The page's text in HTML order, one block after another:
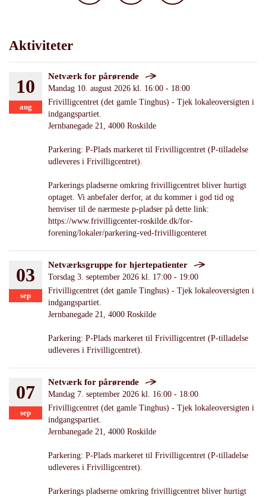
Aktiviteter
10
aug
Netværk for pårørende
Mandag 10. august 2026 kl. 16:00 - 18:00
Frivilligcentret (det gamle Tinghus) - Tjek lokaleoversigten i
indgangspartiet.
Jernbanegade 21, 4000 Roskilde
Parkering: P-Plads markeret til Frivilligcentret (P-tilladelse
udleveres i Frivilligcentret).
Parkerings pladserne omkring frivilligcentret bliver hurtigt
optaget. Vi anbefaler derfor, at du kommer i god tid og
henviser til de nærmeste p-pladser på dette link:
https://www.frivilligcenter-roskilde.dk/for-
forening/lokaler/parkering-ved-frivilligcenteret
03
sep
Netværksgruppe for hjertepatienter
Torsdag 3. september 2026 kl. 17:00 - 19:00
Frivilligcentret (det gamle Tinghus) - Tjek lokaleoversigten i
indgangspartiet.
Jernbanegade 21, 4000 Roskilde
Parkering: P-Plads markeret til Frivilligcentret (P-tilladelse
udleveres i Frivilligcentret).
07
sep
Netværk for pårørende
Mandag 7. september 2026 kl. 16:00 - 18:00
Frivilligcentret (det gamle Tinghus) - Tjek lokaleoversigten i
indgangspartiet.
Jernbanegade 21, 4000 Roskilde
Parkering: P-Plads markeret til Frivilligcentret (P-tilladelse
udleveres i Frivilligcentret).
Parkerings pladserne omkring frivilligcentret bliver hurtigt